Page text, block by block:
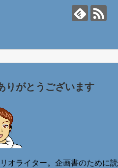
りがとうございます
オライター。企画書のために読